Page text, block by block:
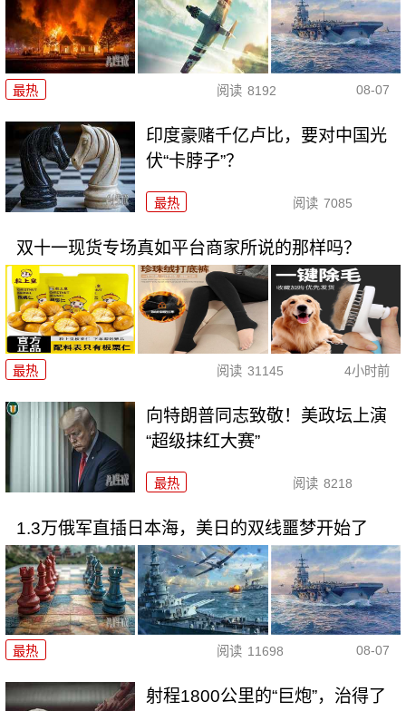
最热 阅读 8192 08-07
印度豪赌千亿卢比，要对中国光
伏“卡脖子”？
最热 阅读 7085
双十一现货专场真如平台商家所说的那样吗？
最热 阅读 31145 4小时前
向特朗普同志致敬！美政坛上演
“超级抹红大赛”
最热 阅读 8218
1.3万俄军直插日本海，美日的双线噩梦开始了
最热 阅读 11698 08-07
射程1800公里的“巨炮”，治得了